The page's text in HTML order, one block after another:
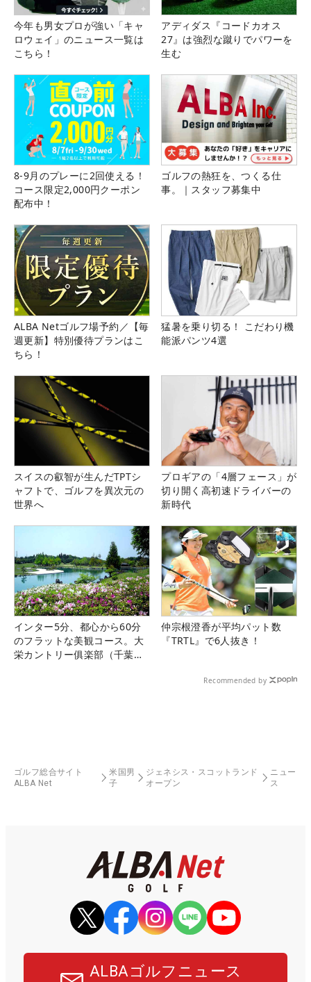
今年も男女プロが強い「キャ
ロウェイ」のニュース一覧は
こちら！
アディダス『コードカオス
27』は強烈な蹴りでパワーを
生む
8-9月のプレーに2回使える！
コース限定2,000円クーポン
配布中！
ゴルフの熱狂を、つくる仕
事。｜スタッフ募集中
ALBA Netゴルフ場予約／【毎
週更新】特別優待プランはこ
ちら！
猛暑を乗り切る！ こだわり機
能派パンツ4選
スイスの叡智が生んだTPTシ
ャフトで、ゴルフを異次元の
世界へ
プロギアの「4層フェース」が
切り開く高初速ドライバーの
新時代
インター5分、都心から60分
のフラットな美観コース。大
栄カントリー俱楽部（千葉
仲宗根澄香が平均パット数
『TRTL』で6人抜き！
Recommended by
ゴルフ総合サイト
ALBA Net
米国男
子
ジェネシス・スコットランド
オープン
ニュー
ス
ALBAゴルフニュース